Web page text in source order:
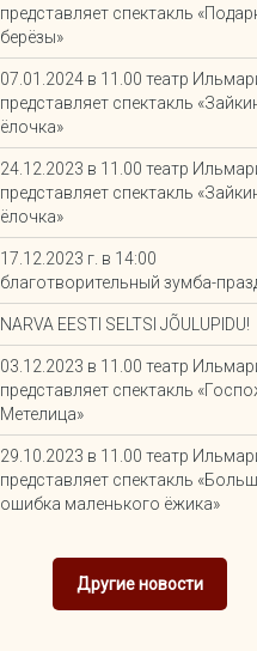
представляет спектакль
берёзы»
07.01.2024 в 11.00 театр
представляет спектакль
ёлочка»
24.12.2023 в 11.00 театр
представляет спектакль
ёлочка»
17.12.2023 г. в 14:00
благотворительный зумба-
NARVA EESTI SELTSI JÕULUPIDU!
03.12.2023 в 11.00 театр
представляет спектакль
Метелица»
29.10.2023 в 11.00 театр
представляет спектакль
ошибка маленького ёжика»
Другие новости